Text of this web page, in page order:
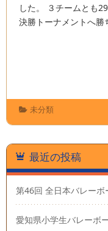
した。 ３チームとも
決勝トーナメントへ
未分類
最近の投稿
第46回 全日本バレー
愛知県小学生バレーボ